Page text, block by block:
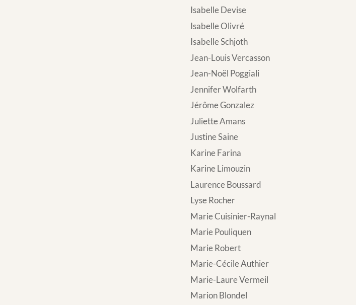
Isabelle Devise
Isabelle Olivré
Isabelle Schjoth
Jean-Louis Vercasson
Jean-Noël Poggiali
Jennifer Wolfarth
Jérôme Gonzalez
Juliette Amans
Justine Saine
Karine Farina
Karine Limouzin
Laurence Boussard
Lyse Rocher
Marie Cuisinier-Raynal
Marie Pouliquen
Marie Robert
Marie-Cécile Authier
Marie-Laure Vermeil
Marion Blondel